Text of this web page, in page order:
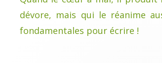
dévore, mais qui le réanime
fondamentales pour écrire !